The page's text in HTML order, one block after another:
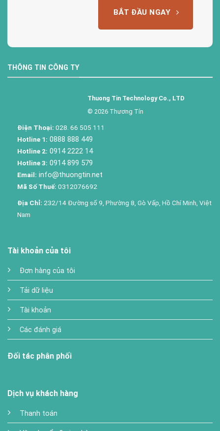
BẮT ĐẦU NGAY
THÔNG TIN CÔNG TY
Thuong Tin Technology Co., LTD
© 2026 Thương Tín
Điện Thoại: 028. 66 505 111
Hotline 1: 0888 888 449
Hotline 2: 0914 2222 14
Hotline 3: 0914 899 579
Email: info@thuongtin.net
Mã Số Thuế: 0312076692
Địa Chỉ: 232/14 Đường số 9, Phường 8, Gò Vấp, Hồ Chí Minh, Việt
Nam
Tài khoản của tôi
Đơn hàng của tôi
Tải dữ liệu
Tài khoản
Các đánh giá
Đối tác phân phối
Dịch vụ khách hàng
Thanh toán